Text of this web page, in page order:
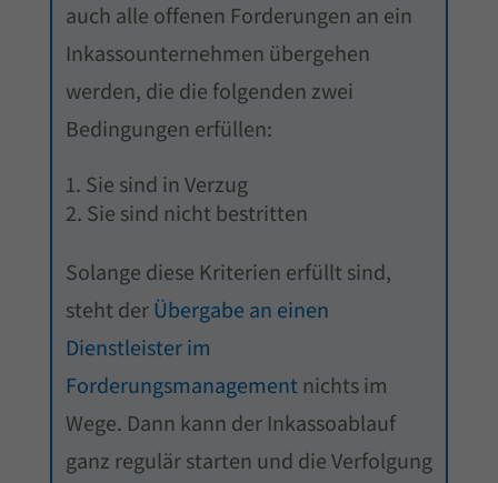
auch alle offenen Forderungen an ein
Inkassounternehmen übergehen
werden, die die folgenden zwei
Bedingungen erfüllen:
Sie sind in Verzug
Sie sind nicht bestritten
Solange diese Kriterien erfüllt sind,
steht derÜbergabe an einen
Dienstleister im
Forderungsmanagementnichts im
Wege. Dann kann der Inkassoablauf
ganz regulär starten und die Verfolgung